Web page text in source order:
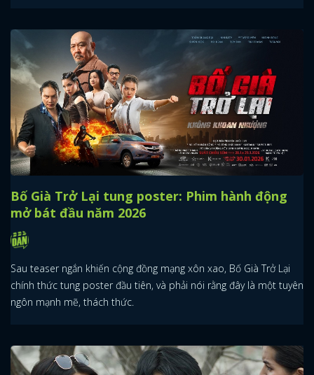
Bố Già Trở Lại tung poster: Phim hành động
mở bát đầu năm 2026
Sau teaser ngắn khiến cộng đồng mạng xôn xao, Bố Già Trở Lại
chính thức tung poster đầu tiên, và phải nói rằng đây là một tuyên
ngôn mạnh mẽ, thách thức.